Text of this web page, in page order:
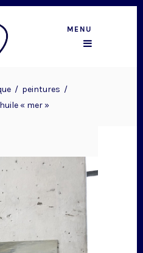
MENU
/ peintures /
« mer »